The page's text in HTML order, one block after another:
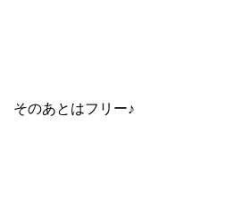
そのあとはフリー♪